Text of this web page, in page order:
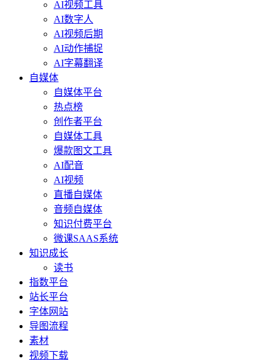
AI视频工具
AI数字人
AI视频后期
AI动作捕捉
AI字幕翻译
自媒体
自媒体平台
热点榜
创作者平台
自媒体工具
爆款图文工具
AI配音
AI视频
直播自媒体
音频自媒体
知识付费平台
微课SAAS系统
知识成长
读书
指数平台
站长平台
字体网站
导图流程
素材
视频下载